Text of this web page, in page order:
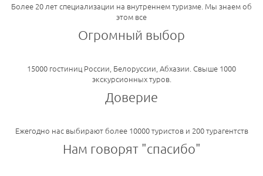
Более 20 лет специализации на внутреннем туризме. Мы знаем об
этом все
Огромный выбор
15000 гостиниц России, Белоруссии, Абхазии. Свыше 1000
экскурсионных туров.
Доверие
Ежегодно нас выбирают более 10000 туристов и 200 турагентств
Нам говорят "спасибо"